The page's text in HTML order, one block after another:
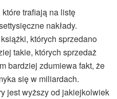
trafiają na listę
nakłady.
których sprzedano
takie, których sprzedaż
bardziej zdumiewa fakt, że
się w miliardach.
jest wyższy od jakiejkolwiek